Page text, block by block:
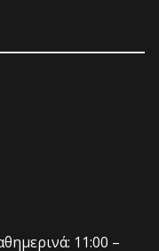
11:00 –